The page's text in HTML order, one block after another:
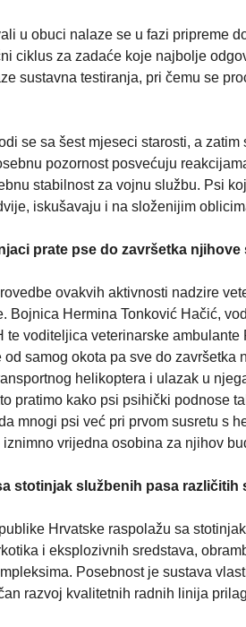
u obuci nalaze se u fazi pripreme
ciklus za zadaće koje najbolje
sustavna testiranja, pri čemu se
se sa šest mjeseci starosti, a
pozornost posvećuju
stabilnost za vojnu službu. Psi
iskušavaju i na složenijim
prate pse do završetka njihove
ovakvih aktivnosti nadzire
Bojnica Hermina Tonković Hačić,
te voditeljica veterinarske
od samog okota pa sve do
helikoptera i ulazak u
pratimo kako psi psihički podnose
mnogi psi već pri prvom susretu s
vrijedna osobina za njihov
stotinjak službenih pasa različitih
Hrvatske raspolažu sa
i eksplozivnih sredstava,
Posebnost je sustava
razvoj kvalitetnih radnih linija